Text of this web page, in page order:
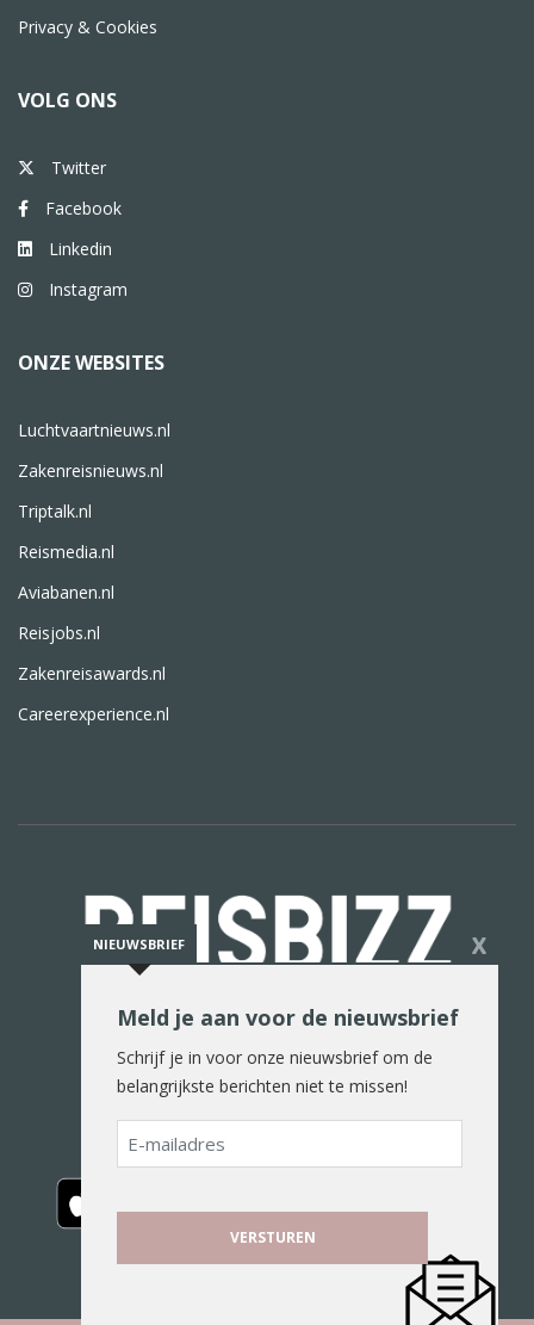
Privacy & Cookies
VOLG ONS
Twitter
Facebook
Linkedin
Instagram
ONZE WEBSITES
Luchtvaartnieuws.nl
Zakenreisnieuws.nl
Triptalk.nl
Reismedia.nl
Aviabanen.nl
Reisjobs.nl
Zakenreisawards.nl
Careerexperience.nl
De reiswereld in woord en beeld
NIEUWSBRIEF X
Meld je aan voor de nieuwsbrief
Schrijf je in voor onze nieuwsbrief om de
belangrijkste berichten niet te missen!
E-
mailadres